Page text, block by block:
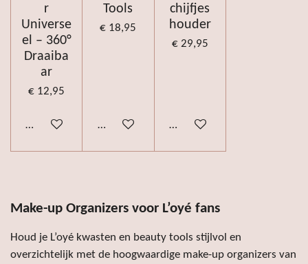
r
Universe
el – 360°
Draaiba
ar
€ 12,95
Bekijk details
Tools
€ 18,95
Bekijk details
chijfjes
houder
€ 29,95
Bekijk details
Make-up Organizers voor L’oyé fans
Houd je L’oyé kwasten en beauty tools stijlvol en
overzichtelijk met de hoogwaardige make-up organizers van